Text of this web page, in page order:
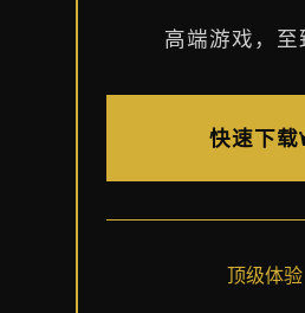
高端游戏，至
快速下载
顶级体验